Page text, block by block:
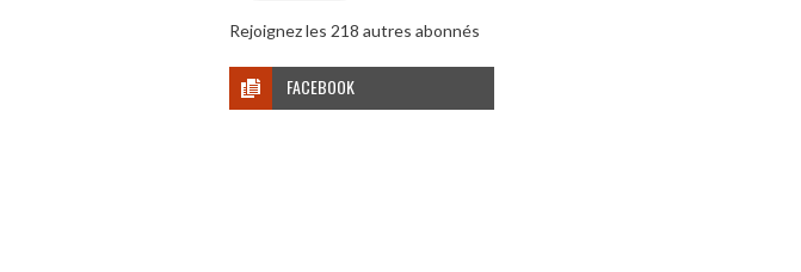
Rejoignez les 218 autres abonnés
FACEBOOK